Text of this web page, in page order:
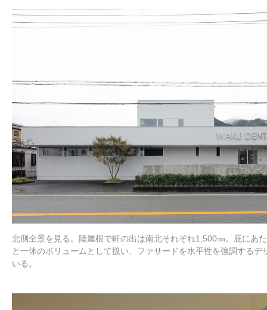
北側全景を見る。陸屋根で軒の出は南北それぞれ1,500㎜。庇にあ
と一体のボリュームとして扱い、ファサードを水平性を強調するデ
いる。